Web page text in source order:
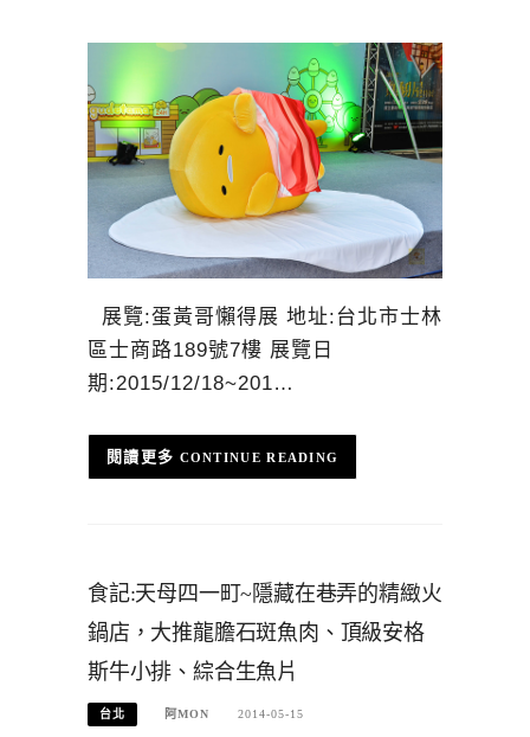
展覽:蛋黃哥懶得展 地址:台北市士林
區士商路189號7樓 展覽日
期:2015/12/18~201…
CONTINUE READING
食記:天母四一町~隱藏在巷弄的精緻火
鍋店，大推龍膽石斑魚肉、頂級安格
斯牛小排、綜合生魚片
台北 阿MON 2014-05-15